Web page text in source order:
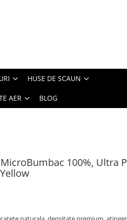
HUSE DE SCAUN
AER BLOG
100%, Ultra